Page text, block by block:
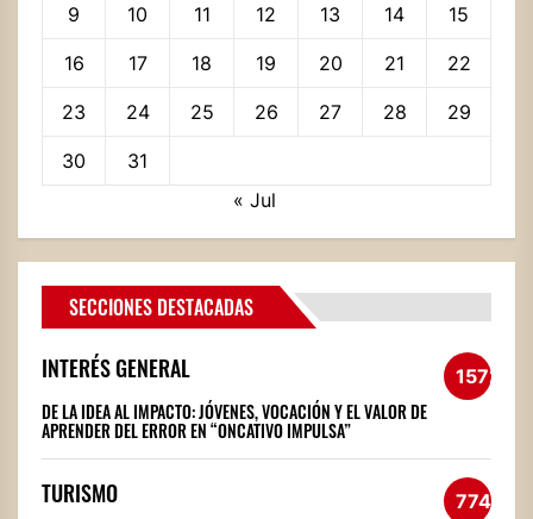
9 10 11 12 13 14 15
16 17 18 19 20 21 22
23 24 25 26 27 28 29
30
31
« Jul
SECCIONES DESTACADAS
INTERÉS GENERAL 1572
DE LA IDEA AL IMPACTO: JÓVENES, VOCACIÓN Y EL VALOR DE
APRENDER DEL ERROR EN “ONCATIVO IMPULSA”
TURISMO 774